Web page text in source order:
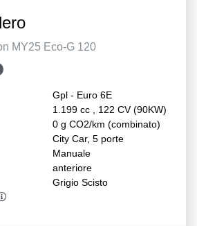
MY25 Eco-G 120
Gpl - Euro 6E
1.199 cc , 122 CV (90KW)
0 g CO2/km (combinato)
City Car, 5 porte
Manuale
anteriore
Grigio Scisto